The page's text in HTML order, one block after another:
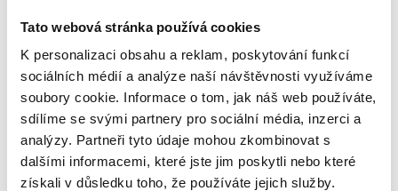
Tato webová stránka používá cookies
K personalizaci obsahu a reklam, poskytování funkcí
sociálních médií a analýze naší návštěvnosti využíváme
soubory cookie. Informace o tom, jak náš web používáte,
sdílíme se svými partnery pro sociální média, inzerci a
analýzy. Partneři tyto údaje mohou zkombinovat s
dalšími informacemi, které jste jim poskytli nebo které
získali v důsledku toho, že používáte jejich služby.